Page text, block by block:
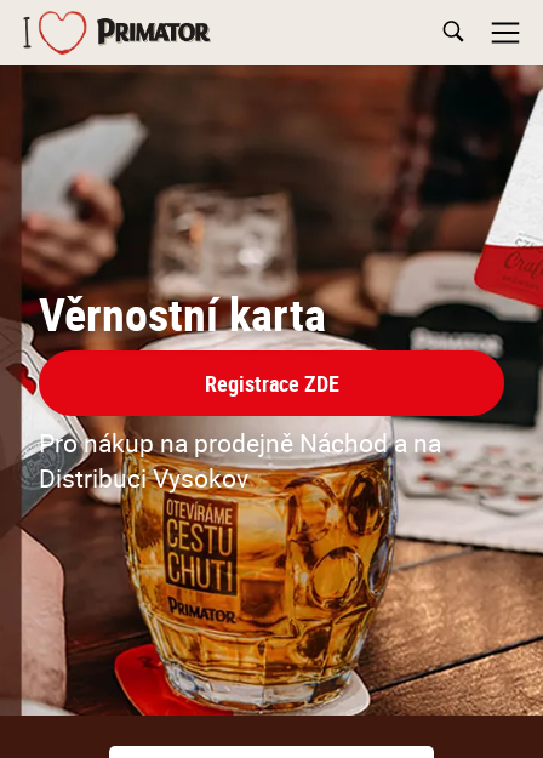
Věrnostní karta
Pro nákup na prodejně Náchod a na
Distribuci Vysokov
Registrace ZDE